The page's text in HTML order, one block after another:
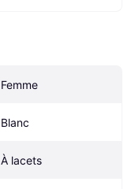
Femme
Blanc
À lacets